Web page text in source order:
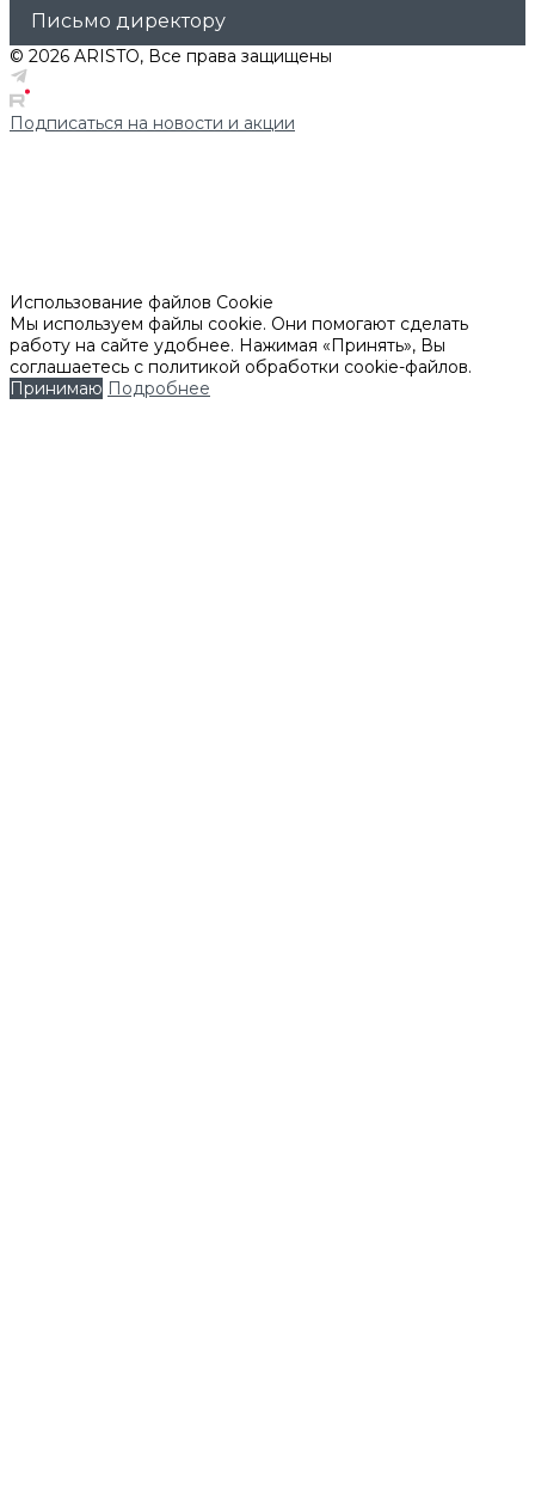
Письмо директору
© 2026 ARISTO, Все права защищены
Подписаться на новости и акции
Использование файлов Cookie
Мы используем файлы cookie. Они помогают сделать
работу на сайте удобнее. Нажимая «Принять», Вы
соглашаетесь с политикой обработки cookie-файлов.
Принимаю Подробнее